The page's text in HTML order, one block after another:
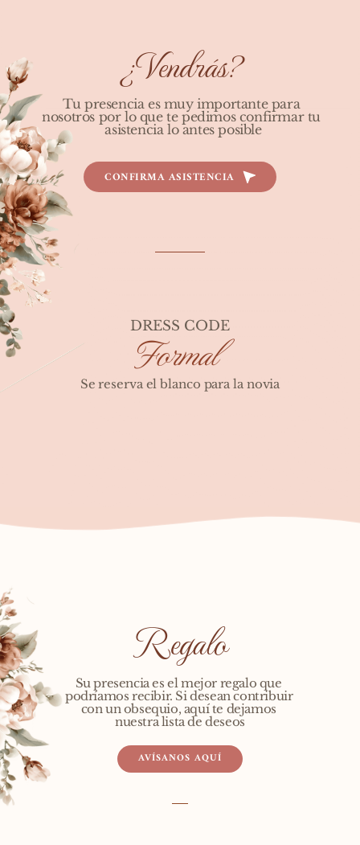
¿Vendrás?
Tu presencia es muy importante para
nosotros por lo que te pedimos confirmar tu
asistencia lo antes posible
CONFIRMA ASISTENCIA
DRESS CODE
Formal
Se reserva el blanco para la novia
Regalo
Su presencia es el mejor regalo que
podríamos recibir. Si desean contribuir
con un obsequio, aquí te dejamos
nuestra lista de deseos
AVÍSANOS AQUÍ